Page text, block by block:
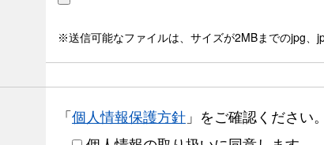
送信可能なファイルは、サイズが2MBまでのjpg、
「個人情報保護方針 」をご確認ください。